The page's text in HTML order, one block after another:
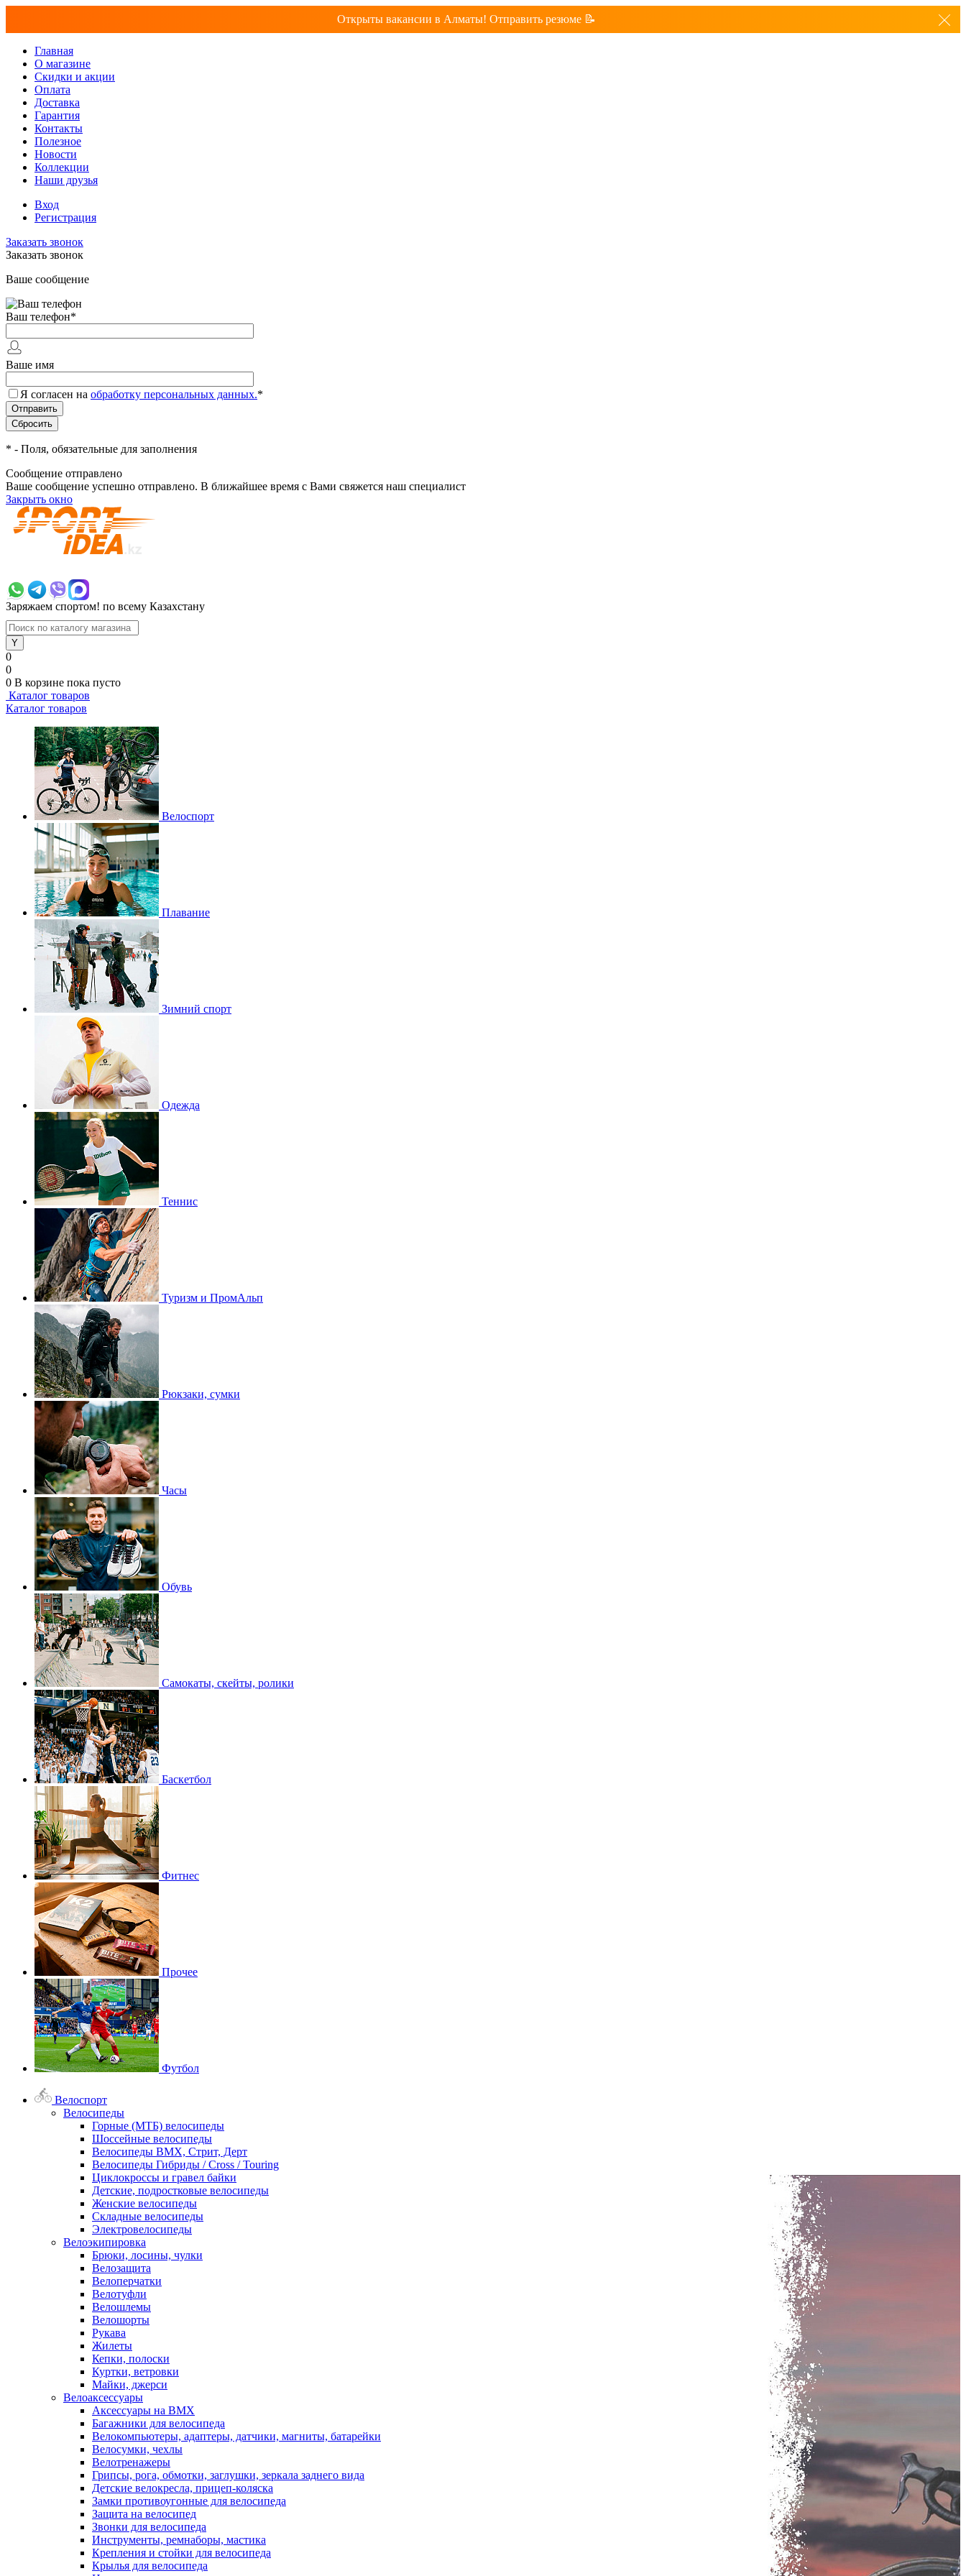
Открыты вакансии в Алматы! Отправить резюме 📝
Главная
О магазине
Скидки и акции
Оплата
Доставка
Гарантия
Контакты
Полезное
Новости
Коллекции
Наши друзья
Вход
Регистрация
Заказать звонок
Заказать звонок
Ваше сообщение
Ваш телефон*
Ваше имя
Я согласен на обработку персональных данных.*
* - Поля, обязательные для заполнения
Сообщение отправлено
Ваше сообщение успешно отправлено. В ближайшее время с Вами свяжется наш специалист
Закрыть окно
Заряжаем спортом! по всему Казахстану
0
0
0 В корзине пока пусто
Каталог товаров
Каталог товаров
Велоспорт
Плавание
Зимний спорт
Одежда
Теннис
Туризм и ПромАльп
Рюкзаки, сумки
Часы
Обувь
Самокаты, скейты, ролики
Баскетбол
Фитнес
Прочее
Футбол
Велоспорт
Велосипеды
Горные (МТБ) велосипеды
Шоссейные велосипеды
Велосипеды BMX, Стрит, Дерт
Велосипеды Гибриды / Cross / Touring
Циклокроссы и гравел байки
Детские, подростковые велосипеды
Женские велосипеды
Складные велосипеды
Электровелосипеды
Велоэкипировка
Брюки, лосины, чулки
Велозащита
Велоперчатки
Велотуфли
Велошлемы
Велошорты
Рукава
Жилеты
Кепки, полоски
Куртки, ветровки
Майки, джерси
Велоаксессуары
Аксессуары на BMX
Багажники для велосипеда
Велокомпьютеры, адаптеры, датчики, магниты, батарейки
Велосумки, чехлы
Велотренажеры
Грипсы, рога, обмотки, заглушки, зеркала заднего вида
Детские велокресла, прицеп-коляска
Замки противоугонные для велосипеда
Защита на велосипед
Звонки для велосипеда
Инструменты, ремнаборы, мастика
Крепления и стойки для велосипеда
Крылья для велосипеда